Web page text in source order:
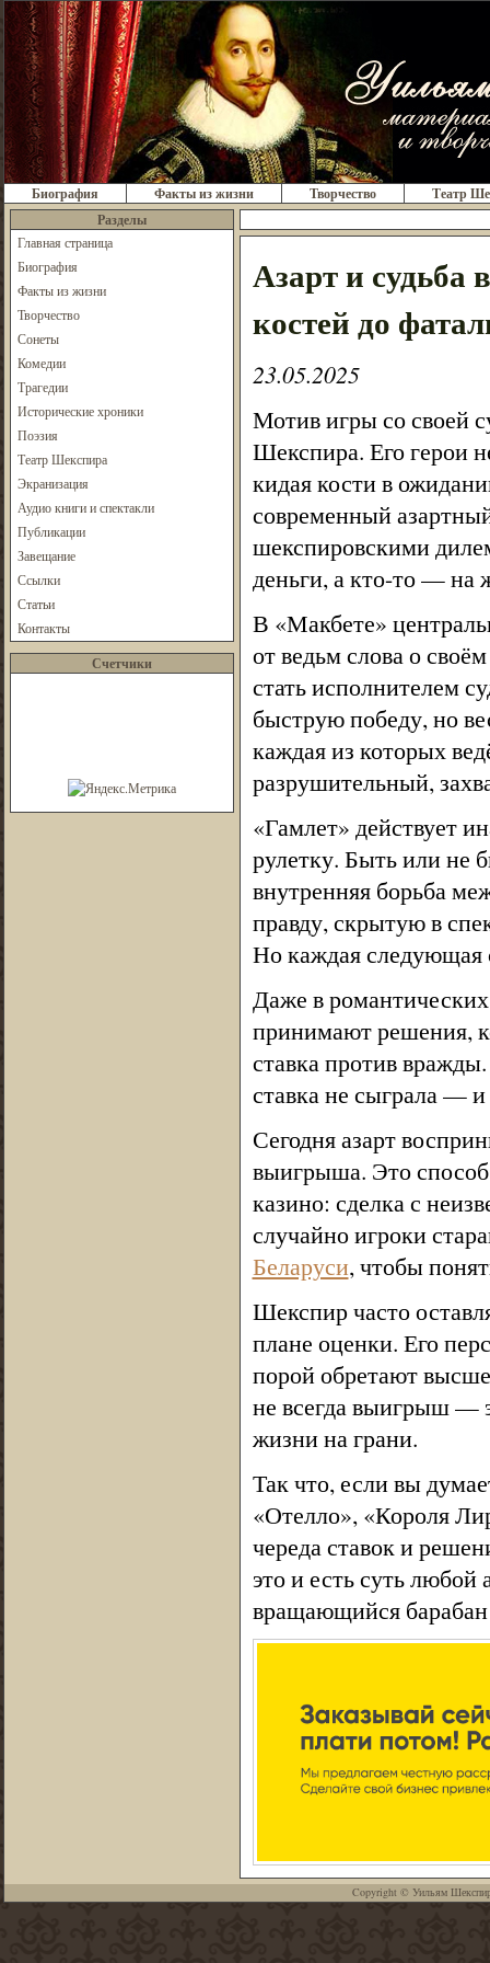
Биография Факты из жизни Творчество
Театр
Разделы
Главная страница
Биография
Факты из жизни
Творчество
Сонеты
Комедии
Трагедии
Исторические хроники
Поэзия
Театр Шекспира
Экранизация
Аудио книги и спектакли
Публикации
Завещание
Ссылки
Статьи
Контакты
Счетчики
Азарт и судьба
костей до
23.05.2025
Мотив игры со своей
Шекспира. Его герои
кидая кости в
современный
шекспировскими
деньги, а кто-то — на
В «Макбете»
от ведьм слова о
стать исполнителем
быструю победу, но
каждая из которых
разрушительный,
«Гамлет» действует
рулетку. Быть или не
внутренняя борьба
правду, скрытую в
Но каждая следующая
Даже в
принимают решения,
ставка против
ставка не сыграла —
Сегодня азарт
выигрыша. Это способ
казино: сделка с
случайно игроки
Беларуси, чтобы
Шекспир часто
плане оценки. Его
порой обретают
не всегда выигрыш —
жизни на грани.
Так что, если вы
«Отелло», «Короля
череда ставок и
это и есть суть
вращающийся барабан
Copyright © Уильям